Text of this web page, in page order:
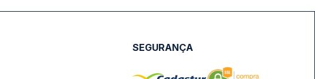
SEGURANÇA